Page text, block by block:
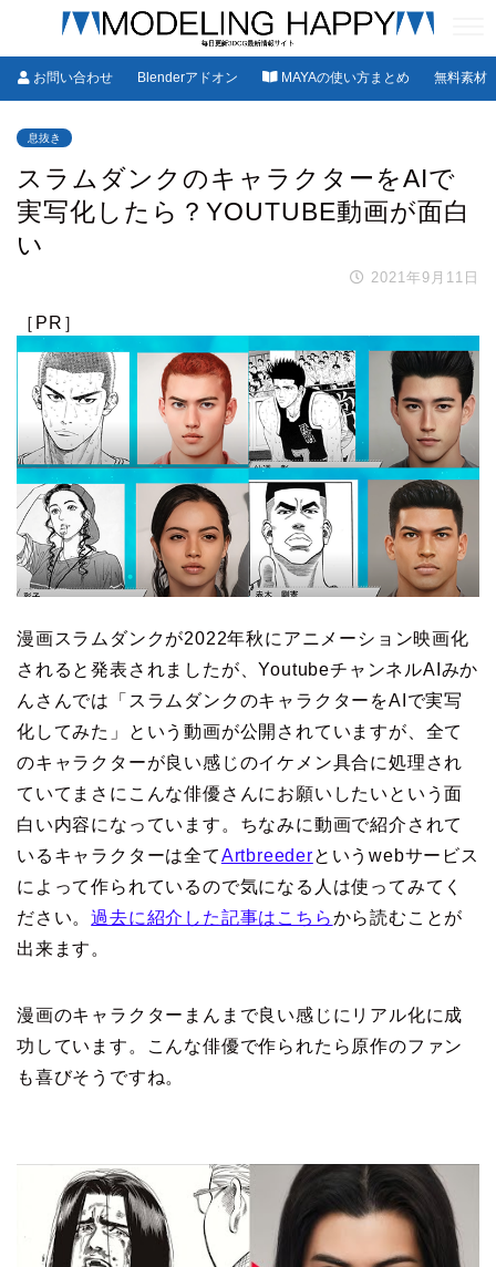
お問い合わせ Blenderアドオン MAYAの使い方まとめ 無料素材
息抜き
スラムダンクのキャラクターをAIで
実写化したら？YOUTUBE動画が面白
い
2021年9月11日
［PR］
漫画スラムダンクが2022年秋にアニメーション映画化
されると発表されましたが、YoutubeチャンネルAIみか
んさんでは「スラムダンクのキャラクターをAIで実写
化してみた」という動画が公開されていますが、全て
のキャラクターが良い感じのイケメン具合に処理され
ていてまさにこんな俳優さんにお願いしたいという面
白い内容になっています。ちなみに動画で紹介されて
いるキャラクターは全てArtbreederというwebサービス
によって作られているので気になる人は使ってみてく
ださい。過去に紹介した記事はこちらから読むことが
出来ます。
漫画のキャラクターまんまで良い感じにリアル化に成
功しています。こんな俳優で作られたら原作のファン
も喜びそうですね。